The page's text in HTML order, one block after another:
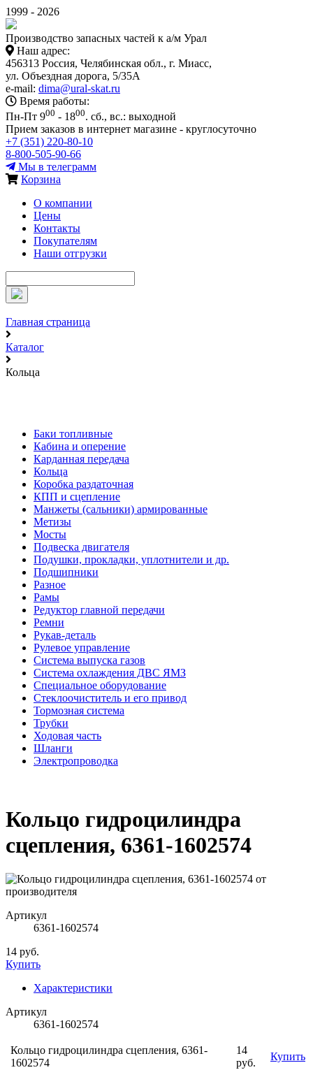
1999 - 2026
Производство запасных частей к а/м Урал
Наш адрес:
456313 Россия, Челябинская обл., г. Миасс,
ул. Объездная дорога, 5/35А
e-mail: dima@ural-skat.ru
Время работы:
Пн-Пт 900 - 1800. сб., вс.: выходной
Прием заказов в интернет магазине - круглосуточно
+7 (351) 220-80-10
8-800-505-90-66
Мы в телеграмм
Корзина
О компании
Цены
Контакты
Покупателям
Наши отгрузки
Главная страница
Каталог
Кольца
Баки топливные
Кабина и оперение
Карданная передача
Кольца
Коробка раздаточная
КПП и сцепление
Манжеты (сальники) армированные
Метизы
Мосты
Подвеска двигателя
Подушки, прокладки, уплотнители и др.
Подшипники
Разное
Рамы
Редуктор главной передачи
Ремни
Рукав-деталь
Рулевое управление
Система выпуска газов
Система охлаждения ДВС ЯМЗ
Специальное оборудование
Стеклоочиститель и его привод
Тормозная система
Трубки
Ходовая часть
Шланги
Электропроводка
Кольцо гидроцилиндра
сцепления, 6361-1602574
Артикул
6361-1602574
14 руб.
Купить
Характеристики
Артикул
6361-1602574
Кольцо гидроцилиндра сцепления, 6361-
1602574
14
руб.
Купить